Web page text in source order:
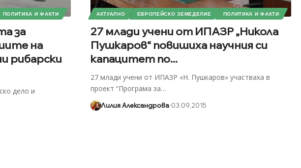
ПОЛИТИКА И ФАКТИ
за
на
рибарски
дело и
АКТУАЛНО ЕВРОПЕЙСКО ЗЕМЕДЕЛИЕ ПОЛИТИКА И ФАКТИ
27 млади учени от ИПАЗР „Никола
Пушкаров“ повишиха научния си
капацитет по...
27 млади учени от ИПАЗР «Н. Пушкаров» участваха в
проект “Програма за…
Лилия Александрова 03.09.2015